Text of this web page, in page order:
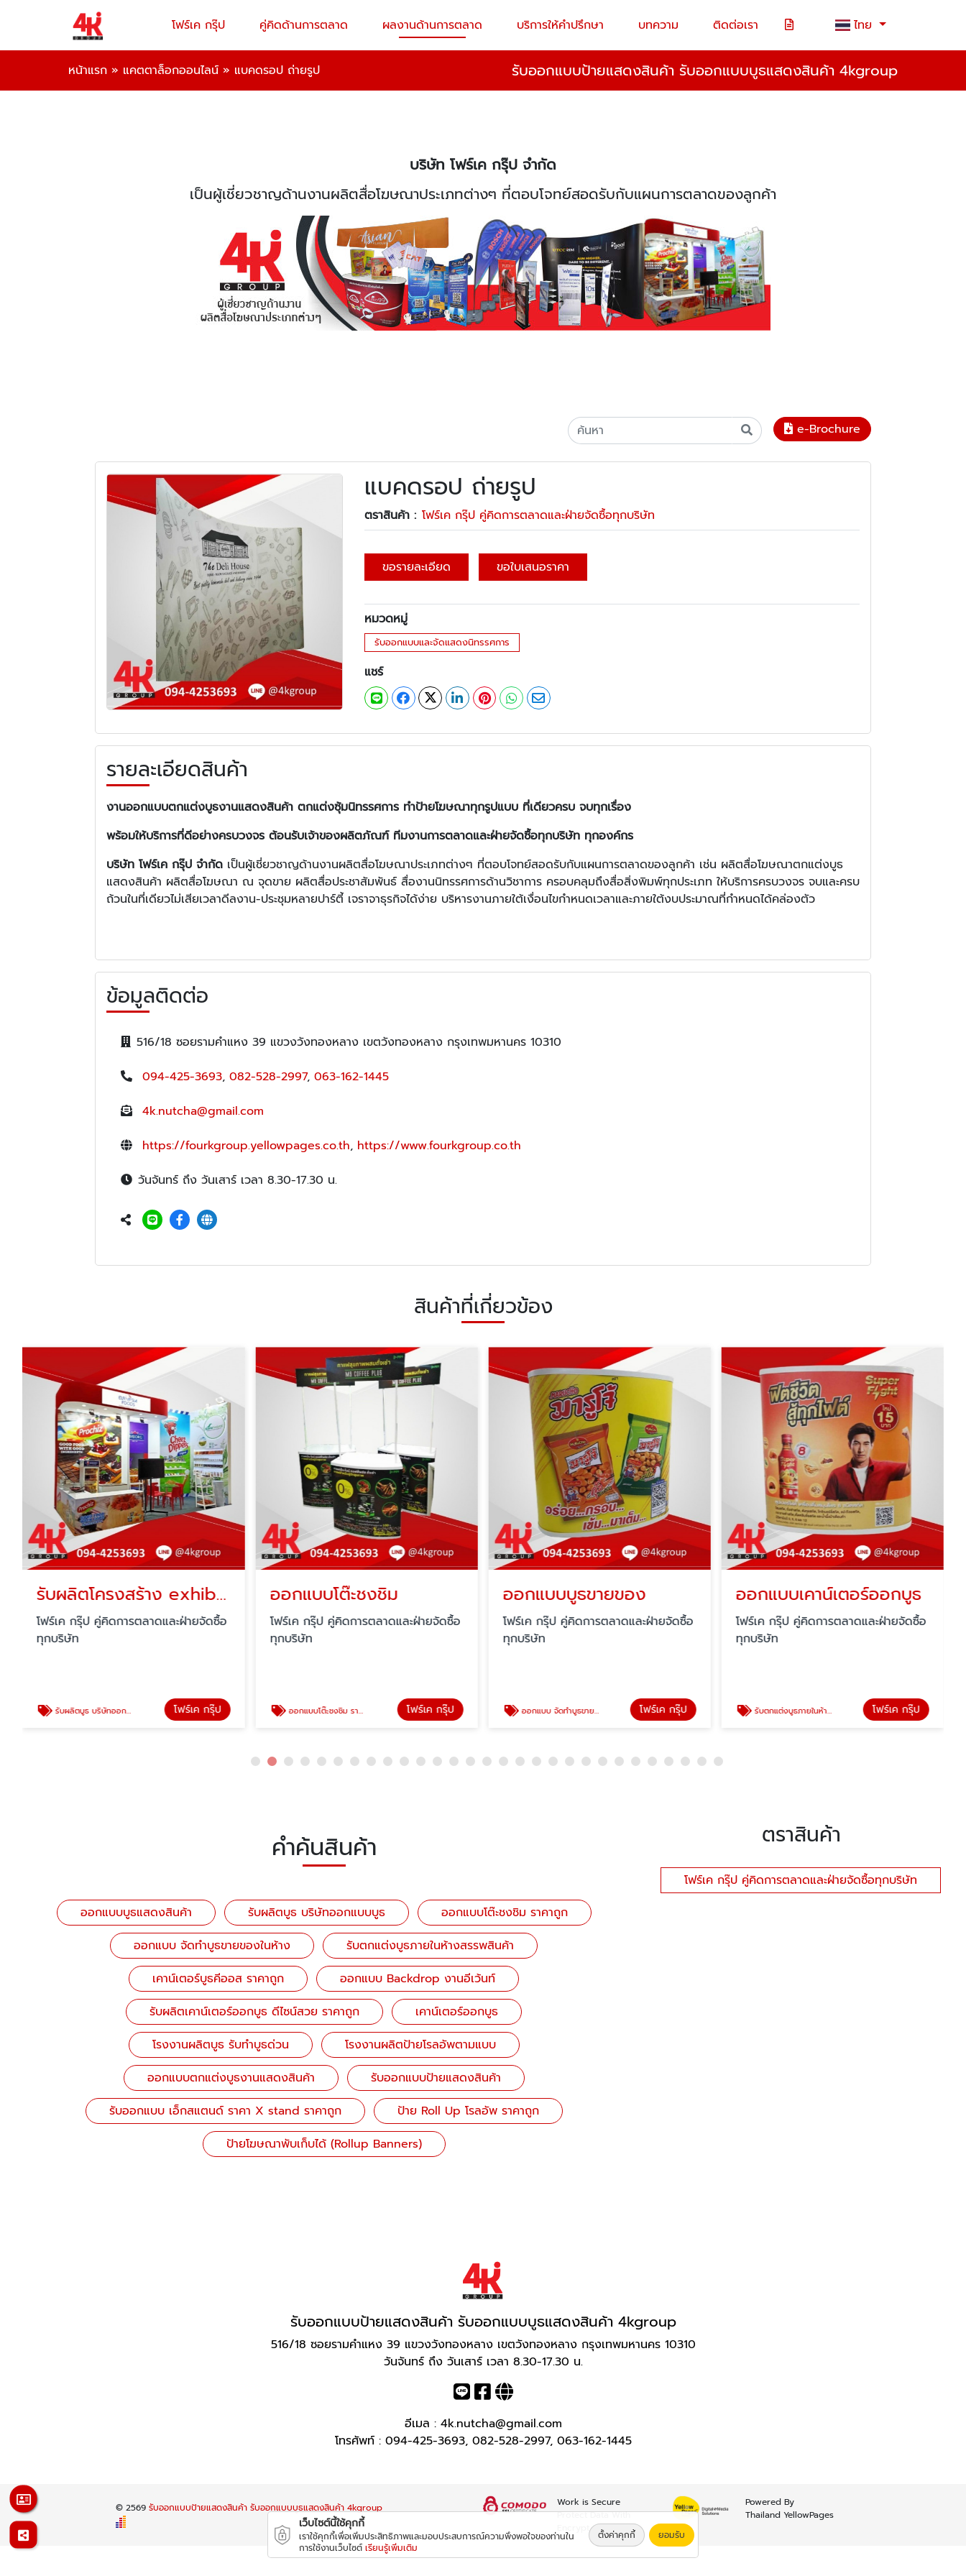
โฟร์เค กรุ๊ป คู่คิดด้านการตลาด ผลงานด้านการตลาด บริการให้คำปรึกษา บทความ ติดต่อเรา ไทย
หน้าแรก » แคตตาล็อกออนไลน์ » แบคดรอป ถ่ายรูป รับออกแบบป้ายแสดงสินค้า รับออกแบบบูธแสดงสินค้า 4kgroup
บริษัท โฟร์เค กรุ๊ป จำกัด
เป็นผู้เชี่ยวชาญด้านงานผลิตสื่อโฆษณาประเภทต่างๆ ที่ตอบโจทย์สอดรับกับแผนการตลาดของลูกค้า
e-Brochure
แบคดรอป ถ่ายรูป
ตราสินค้า : โฟร์เค กรุ๊ป คู่คิดการตลาดและฝ่ายจัดซื้อทุกบริษัท
ขอรายละเอียด ขอใบเสนอราคา
หมวดหมู่
รับออกแบบและจัดแสดงนิทรรศการ
แชร์
รายละเอียดสินค้า
งานออกแบบตกแต่งบูธงานแสดงสินค้า ตกแต่งซุ้มนิทรรศการ ทำป้ายโฆษณาทุกรูปแบบ ที่เดียวครบ จบทุกเรื่อง
พร้อมให้บริการที่ดีอย่างครบวงจร ต้อนรับเจ้าของผลิตภัณฑ์ ทีมงานการตลาดและฝ่ายจัดซื้อทุกบริษัท ทุกองค์กร
บริษัท โฟร์เค กรุ๊ป จำกัด เป็นผู้เชี่ยวชาญด้านงานผลิตสื่อโฆษณาประเภทต่างๆ ที่ตอบโจทย์สอดรับกับแผนการตลาดของลูกค้า เช่น ผลิตสื่อโฆษณาตกแต่งบูธ
แสดงสินค้า ผลิตสื่อโฆษณา ณ จุดขาย ผลิตสื่อประชาสัมพันธ์ สื่องานนิทรรศการด้านวิชาการ ครอบคลุมถึงสื่อสิ่งพิมพ์ทุกประเภท ให้บริการครบวงจร จบและครบ
ถ้วนในที่เดียวไม่เสียเวลาดีลงาน-ประชุมหลายปาร์ตี้ เจราจาธุรกิจได้ง่าย บริหารงานภายใต้เงื่อนไขกำหนดเวลาและภายใต้งบประมาณที่กำหนดได้คล่องตัว
ข้อมูลติดต่อ
516/18 ซอยรามคำแหง 39 แขวงวังทองหลาง เขตวังทองหลาง กรุงเทพมหานคร 10310
094-425-3693, 082-528-2997, 063-162-1445
4k.nutcha@gmail.com
https://fourkgroup.yellowpages.co.th, https://www.fourkgroup.co.th
วันจันทร์ ถึง วันเสาร์ เวลา 8.30-17.30 น.
สินค้าที่เกี่ยวข้อง
รับผลิตโครงสร้าง exhibition
โฟร์เค กรุ๊ป คู่คิดการตลาดและฝ่ายจัดซื้อ
ทุกบริษัท
รับผลิตบูธ บริษัทออกแบบบูธ โฟร์เค กรุ๊ป
ออกแบบโต๊ะชงชิม
โฟร์เค กรุ๊ป คู่คิดการตลาดและฝ่ายจัดซื้อ
ทุกบริษัท
ออกแบบโต๊ะชงชิม ราคาถูก โฟร์เค กรุ๊ป
ออกแบบบูธขายของ
โฟร์เค กรุ๊ป คู่คิดการตลาดและฝ่ายจัดซื้อ
ทุกบริษัท
ออกแบบ จัดทำบูธขายของในห้าง โฟร์เค กรุ๊ป
ออกแบบเคาน์เตอร์ออกบูธ
โฟร์เค กรุ๊ป คู่คิดการตลาดและฝ่ายจัดซื้อ
ทุกบริษัท
รับตกแต่งบูธภายในห้างสรรพสินค้า โฟร์เค กรุ๊ป
คำค้นสินค้า
ออกแบบบูธแสดงสินค้า รับผลิตบูธ บริษัทออกแบบบูธ
ออกแบบโต๊ะชงชิม ราคาถูก
ออกแบบ จัดทำบูธขายของในห้าง
รับตกแต่งบูธภายในห้างสรรพสินค้า
เคาน์เตอร์บูธคีออส ราคาถูก
ออกแบบ Backdrop งานอีเว้นท์
รับผลิตเคาน์เตอร์ออกบูธ ดีไซน์สวย ราคาถูก
เคาน์เตอร์ออกบูธ
โรงงานผลิตบูธ รับทำบูธด่วน
โรงงานผลิตป้ายโรลอัพตามแบบ
ออกแบบตกแต่งบูธงานแสดงสินค้า
รับออกแบบป้ายแสดงสินค้า
รับออกแบบ เอ็กสแตนด์ ราคา X stand ราคาถูก
ป้าย Roll Up โรลอัพ ราคาถูก
ป้ายโฆษณาพับเก็บได้ (Rollup Banners)
ตราสินค้า
โฟร์เค กรุ๊ป คู่คิดการตลาดและฝ่ายจัดซื้อทุกบริษัท
รับออกแบบป้ายแสดงสินค้า รับออกแบบบูธแสดงสินค้า 4kgroup
516/18 ซอยรามคำแหง 39 แขวงวังทองหลาง เขตวังทองหลาง กรุงเทพมหานคร 10310
วันจันทร์ ถึง วันเสาร์ เวลา 8.30-17.30 น.
อีเมล : 4k.nutcha@gmail.com
โทรศัพท์ : 094-425-3693, 082-528-2997, 063-162-1445
© 2569รับออกแบบป้ายแสดงสินค้า รับออกแบบบูธแสดงสินค้า 4kgroup
Work is Secure
Protect Data With
Powered By
Thailand YellowPages
เว็บไซต์นี้ใช้คุกกี้
เราใช้คุกกี้เพื่อเพิ่มประสิทธิภาพและมอบประสบการณ์ความพึงพอใจของท่านใน
การใช้งานเว็บไซต์ เรียนรู้เพิ่มเติม
ตั้งค่าคุกกี้ ยอมรับ